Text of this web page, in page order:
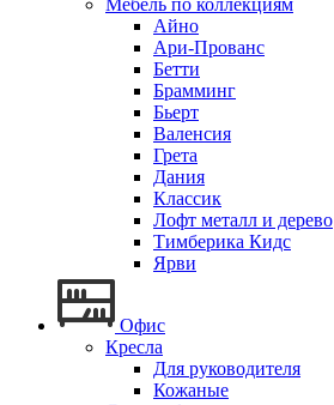
Мебель по коллекциям
Айно
Ари-Прованс
Бетти
Брамминг
Бьерт
Валенсия
Грета
Дания
Классик
Лофт металл и дерево
Тимберика Кидс
Ярви
Офис
Кресла
Для руководителя
Кожаные